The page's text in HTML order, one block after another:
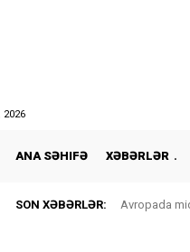
2026
ANA SƏHIFƏ XƏBƏRLƏR
SON XƏBƏRLƏR: Avropada